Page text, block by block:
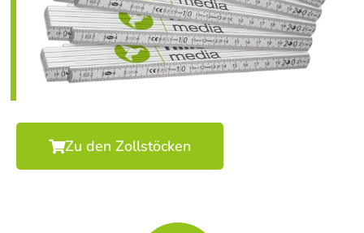
Zu den Zollstöcken